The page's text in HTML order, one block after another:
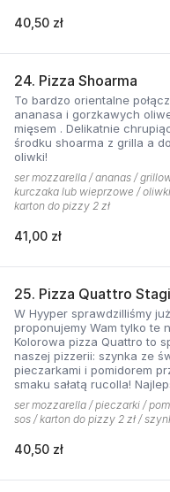
40,50 zł
24. Pizza Shoarma
To bardzo orientalne
ananasa i gorzkawych
mięsem . Delikatnie chrupiąca i soczysta w
środku shoarma z grilla a
oliwki!
ser mozzarella / ananas /
kurczaka lub wieprzowe /
karton do pizzy 2 zł
41,00 zł
25. Pizza Quattro
W Hyyper sprawdzilliśmy
proponujemy Wam tylko te
Kolorowa pizza Quattro to
naszej pizzerii: szynka ze
pieczarkami i pomidorem
smaku sałatą rucolla!
czosnkowym sosem
ser mozzarella / pieczarki /
sos / karton do pizzy 2 zł /
40,50 zł